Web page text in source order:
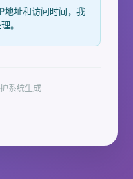
地址和访问时间，我
。
系统生成